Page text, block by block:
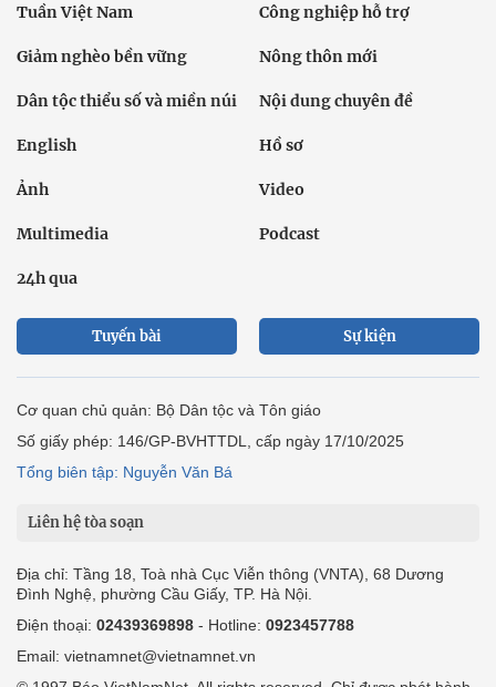
Tuần Việt Nam Công nghiệp hỗ trợ
Giảm nghèo bền vững Nông thôn mới
Dân tộc thiểu số và miền núi Nội dung chuyên đề
English Hồ sơ
Ảnh Video
Multimedia Podcast
24h qua
Tuyến bài Sự kiện
Cơ quan chủ quản: Bộ Dân tộc và Tôn giáo
Số giấy phép: 146/GP-BVHTTDL, cấp ngày 17/10/2025
Tổng biên tập: Nguyễn Văn Bá
Liên hệ tòa soạn
Địa chỉ: Tầng 18, Toà nhà Cục Viễn thông (VNTA), 68 Dương
Đình Nghệ, phường Cầu Giấy, TP. Hà Nội.
Điện thoại: 02439369898 - Hotline: 0923457788
Email: vietnamnet@vietnamnet.vn